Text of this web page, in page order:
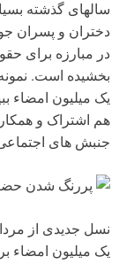
سالهای گذشته
دختران و پسران
در مبارزه برای
بخشیده است.
یک میلیون امضاء
هم اشتراک و
جنبش های
پررنگ شدن
نسل جدیدی از
یک میلیون امضاء